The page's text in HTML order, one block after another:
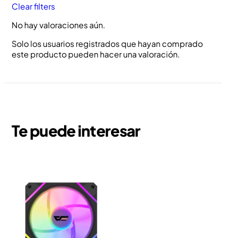
Clear filters
No hay valoraciones aún.
Solo los usuarios registrados que hayan comprado
este producto pueden hacer una valoración.
Te puede interesar